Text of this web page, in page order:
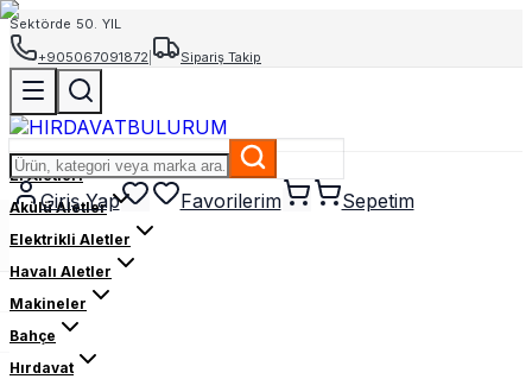
Sektörde 50. YIL
+905067091872
Sipariş Takip
Giriş Yap Favorilerim Sepetim
El Aletleri
Akülü Aletler
Elektrikli Aletler
Havalı Aletler
Makineler
Bahçe
Hırdavat